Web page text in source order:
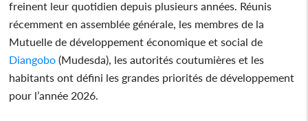
freinent leur quotidien depuis plusieurs années. Réunis
récemment en assemblée générale, les membres de la
Mutuelle de développement économique et social de
Diangobo (Mudesda), les autorités coutumières et les
habitants ont défini les grandes priorités de développement
pour l’année 2026.